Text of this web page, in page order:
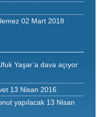
02 Mart 2018
Yaşar’a dava açıyor
13 Nisan 2016
yapılacak 13 Nisan